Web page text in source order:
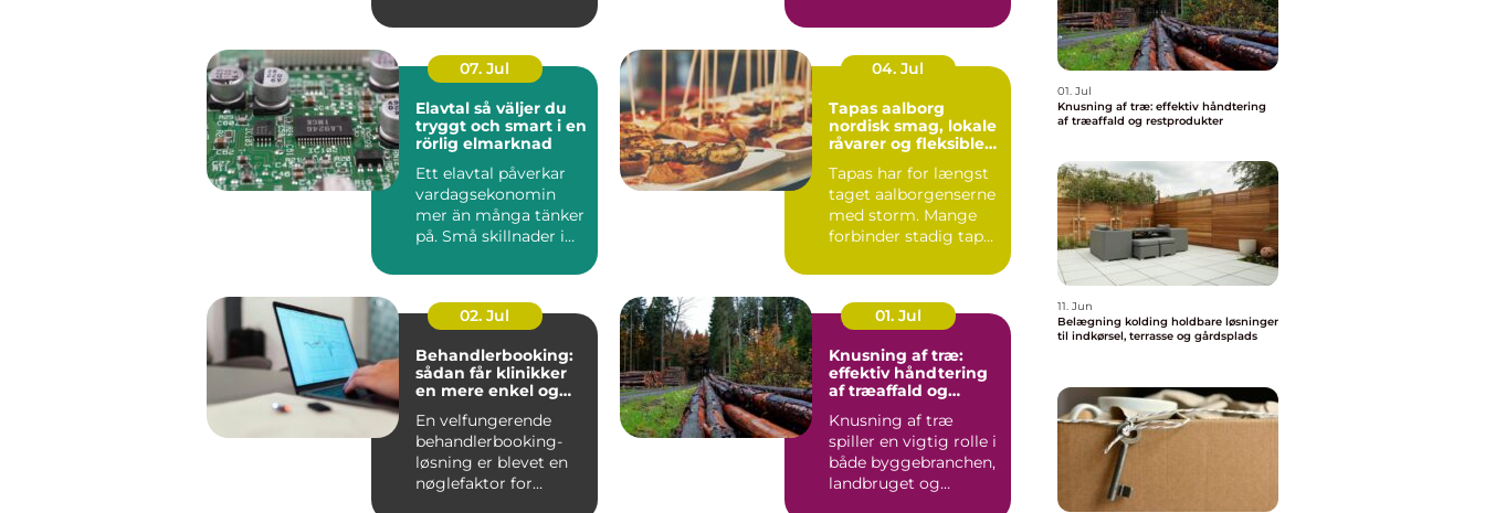
gennemført kab...
07. Jul
Elavtal så väljer du
tryggt och smart i en
rörlig elmarknad
Ett elavtal påverkar
vardagsekonomin
mer än många tänker
på. Små skillnader i
04. Jul
Tapas aalborg
nordisk smag, lokale
råvarer og fleksible
Tapas har for længst
taget aalborgenserne
med storm. Mange
forbinder stadig tapas
02. Jul
Behandlerbooking:
sådan får klinikker
en mere enkel og
En velfungerende
behandlerbooking-
løsning er blevet en
nøglefaktor for
01. Jul
Knusning af træ:
effektiv håndtering
af træaffald og
Knusning af træ
spiller en vigtig rolle i
både byggebranchen,
landbruget og
01. Jul
Knusning af træ: effektiv håndtering
af træaffald og restprodukter
11. Jun
Belægning kolding holdbare løsninger
til indkørsel, terrasse og gårdsplads